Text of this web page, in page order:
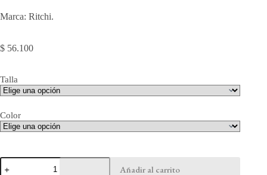
Marca: Ritchi.
$ 56.100
Talla
Color
Buso
Casual
Añadir al carrito